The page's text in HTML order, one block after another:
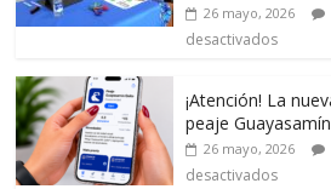
26 mayo, 2026
desactivados
¡Atención! La
peaje
26 mayo, 2026
desactivados